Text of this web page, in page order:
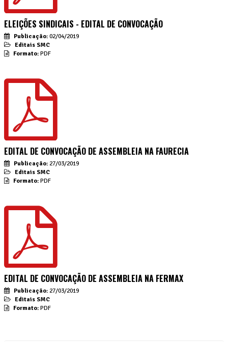
ELEIÇÕES SINDICAIS - EDITAL DE CONVOCAÇÃO
Publicação: 02/04/2019
Editais SMC
Formato: PDF
EDITAL DE CONVOCAÇÃO DE ASSEMBLEIA NA FAURECIA
Publicação: 27/03/2019
Editais SMC
Formato: PDF
EDITAL DE CONVOCAÇÃO DE ASSEMBLEIA NA FERMAX
Publicação: 27/03/2019
Editais SMC
Formato: PDF